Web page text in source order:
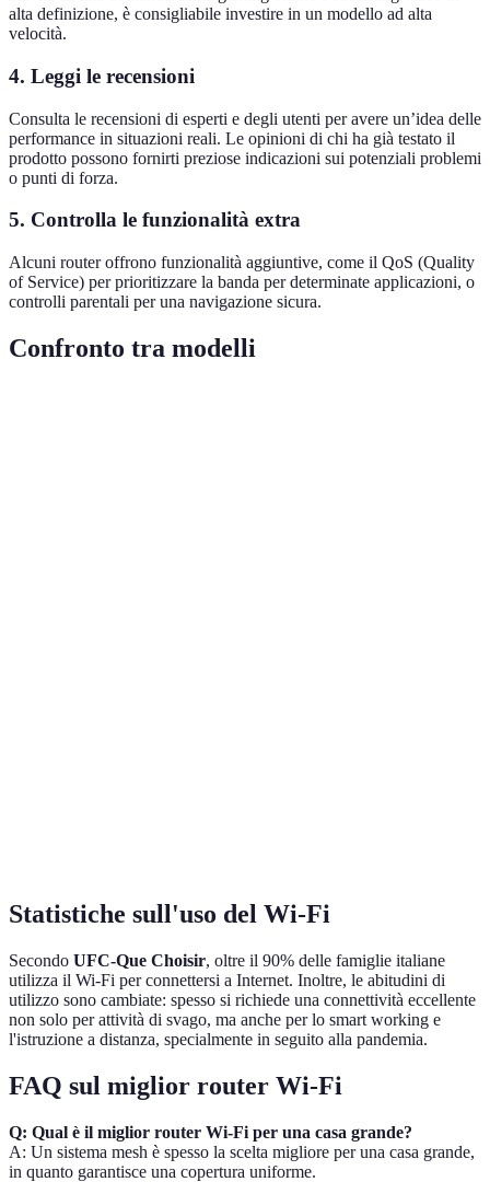
alta definizione, è consigliabile investire in un modello ad alta
velocità.
4. Leggi le recensioni
Consulta le recensioni di esperti e degli utenti per avere un’idea delle
performance in situazioni reali. Le opinioni di chi ha già testato il
prodotto possono fornirti preziose indicazioni sui potenziali problemi
o punti di forza.
5. Controlla le funzionalità extra
Alcuni router offrono funzionalità aggiuntive, come il QoS (Quality
of Service) per prioritizzare la banda per determinate applicazioni, o
controlli parentali per una navigazione sicura.
Confronto tra modelli
Statistiche sull'uso del Wi-Fi
Secondo UFC-Que Choisir, oltre il 90% delle famiglie italiane
utilizza il Wi-Fi per connettersi a Internet. Inoltre, le abitudini di
utilizzo sono cambiate: spesso si richiede una connettività eccellente
non solo per attività di svago, ma anche per lo smart working e
l'istruzione a distanza, specialmente in seguito alla pandemia.
FAQ sul miglior router Wi-Fi
Q: Qual è il miglior router Wi-Fi per una casa grande?
A: Un sistema mesh è spesso la scelta migliore per una casa grande,
in quanto garantisce una copertura uniforme.